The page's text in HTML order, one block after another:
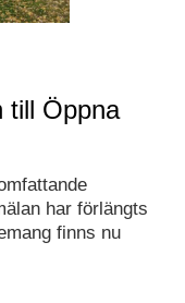
till Öppna
har förlängts
finns nu